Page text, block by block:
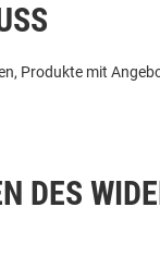
Produkte mit
DES